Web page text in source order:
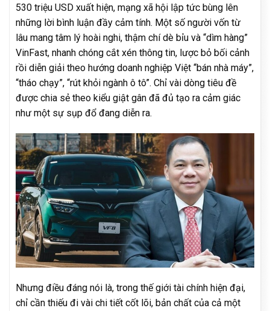
530 triệu USD xuất hiện, mạng xã hội lập tức bùng lên
những lời bình luận đầy cảm tính. Một số người vốn từ
lâu mang tâm lý hoài nghi, thậm chí dè bỉu và “dìm hàng”
VinFast, nhanh chóng cắt xén thông tin, lược bỏ bối cảnh
rồi diễn giải theo hướng doanh nghiệp Việt “bán nhà máy”,
“tháo chạy”, “rút khỏi ngành ô tô”. Chỉ vài dòng tiêu đề
được chia sẻ theo kiểu giật gân đã đủ tạo ra cảm giác
như một sự sụp đổ đang diễn ra.
Nhưng điều đáng nói là, trong thế giới tài chính hiện đại,
chỉ cần thiếu đi vài chi tiết cốt lõi, bản chất của cả một